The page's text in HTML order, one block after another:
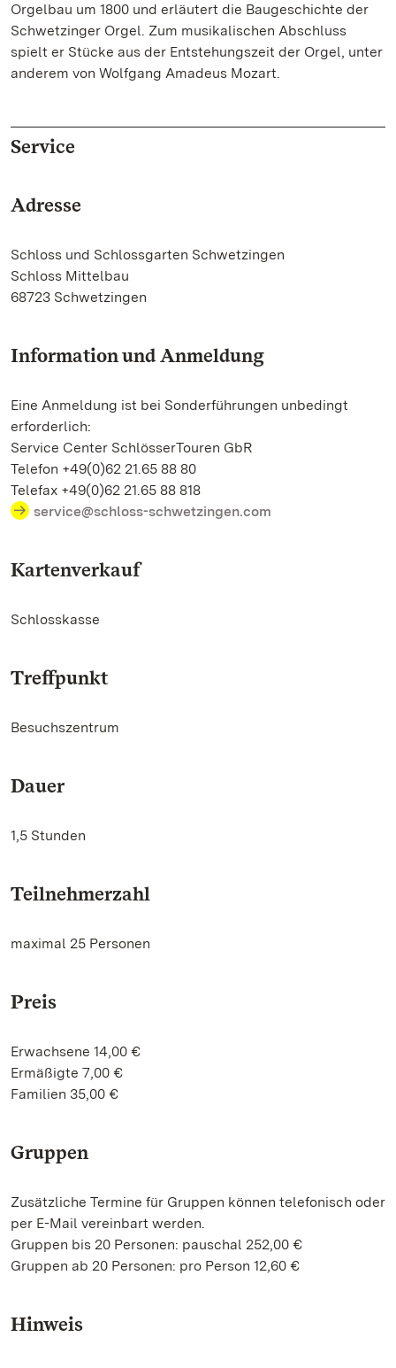
Orgelbau um 1800 und erläutert die Baugeschichte der
Schwetzinger Orgel. Zum musikalischen Abschluss
spielt er Stücke aus der Entstehungszeit der Orgel, unter
anderem von Wolfgang Amadeus Mozart.
Service
Adresse
Schloss und Schlossgarten Schwetzingen
Schloss Mittelbau
68723 Schwetzingen
Information und Anmeldung
Eine Anmeldung ist bei Sonderführungen unbedingt
erforderlich:
Service Center SchlösserTouren GbR
Telefon +49(0)62 21.65 88 80
Telefax +49(0)62 21.65 88 818
service@schloss-schwetzingen.com
Kartenverkauf
Schlosskasse
Treffpunkt
Besuchszentrum
Dauer
1,5 Stunden
Teilnehmerzahl
maximal 25 Personen
Preis
Erwachsene 14,00 €
Ermäßigte 7,00 €
Familien 35,00 €
Gruppen
Zusätzliche Termine für Gruppen können telefonisch oder
per E-Mail vereinbart werden.
Gruppen bis 20 Personen: pauschal 252,00 €
Gruppen ab 20 Personen: pro Person 12,60 €
Hinweis